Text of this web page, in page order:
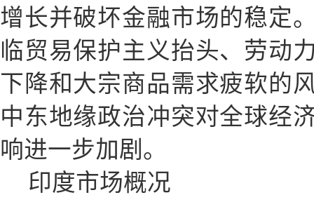
增长并破坏金融市场的稳定
临贸易保护主义抬头、劳动
下降和大宗商品需求疲软的
中东地缘政治冲突对全球经
响进一步加剧。
印度市场概况